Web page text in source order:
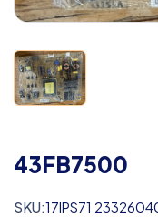
43FB7500
SKU:17IPS71